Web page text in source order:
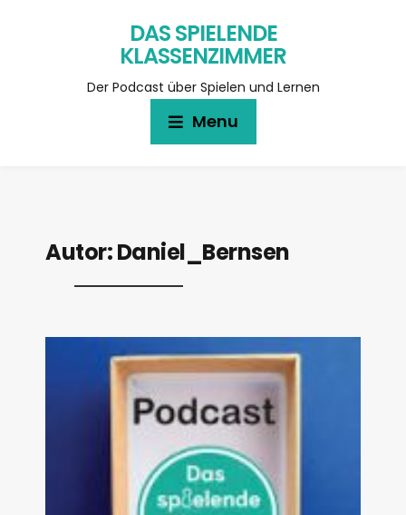
DAS SPIELENDE
KLASSENZIMMER
Der Podcast über Spielen und Lernen
Menu
Autor:Daniel_Bernsen